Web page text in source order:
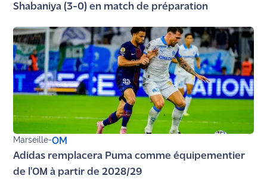
C'est
club
Les
Coachs
Maritima
plan
sortie
Nous
Shabaniya (3-0) en match de préparation
Marseille-OM
Adidas remplacera Puma comme équipementier
de l'OM à partir de 2028/29